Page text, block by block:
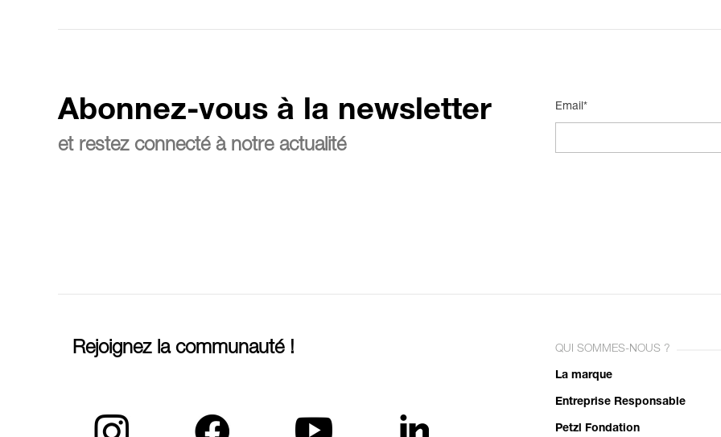
Abonnez-vous à la newsletter
et restez connecté à notre actualité
Email*
Rejoignez la communauté ! QUI SOMMES-NOUS ?
La marque
Entreprise Responsable
Petzl Fondation